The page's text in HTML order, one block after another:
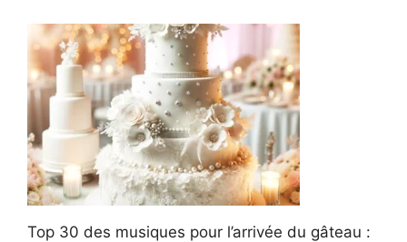
Top 30 des musiques pour l’arrivée du gâteau :